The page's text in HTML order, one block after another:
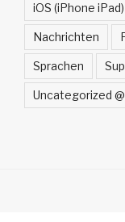
iOS (iPhone iPad)
Nachrichten
Sprachen
Uncategorized